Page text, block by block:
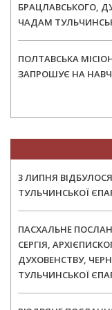
БРАЦЛАВСЬКОГО,
ЧАДАМ
ПОЛТАВСЬКА
ЗАПРОШУЄ НА
3 ЛИПНЯ
ТУЛЬЧИНСЬКОЇ
ПАСХАЛЬНЕ
СЕРГІЯ,
ДУХОВЕНСТВУ,
ТУЛЬЧИНСЬКОЇ